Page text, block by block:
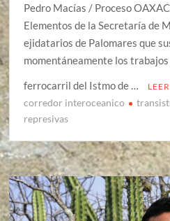
Pedro Macías / Proceso
Elementos de la Secretaría de
ejidatarios de Palomares que
momentáneamente los
ferrocarril del Istmo de …
corredor interoceanico
represivas